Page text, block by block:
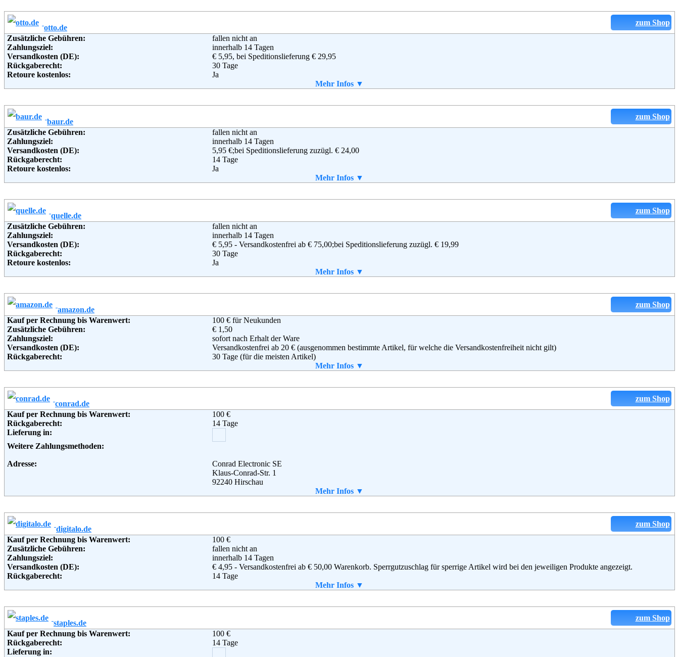
Weiterführende Informationen:
zum Shop
otto.de
Zusätzliche Gebühren:
fallen nicht an
Zahlungsziel:
innerhalb 14 Tagen
Versandkosten (DE):
€ 5,95, bei Speditionslieferung € 29,95
Rückgaberecht:
30 Tage
Retoure kostenlos:
Ja
Weitere Zahlungsmethoden:
Wandsbeker Straße 3-7
22172 Hamburg
Telefon:
+49 (0)40 - 6461 - 0
Fax:
+49 (0)40 - 6461 - 8571
Email:
service@otto.de
Mehr Infos ▼
zum Shop
baur.de
Zusätzliche Gebühren:
fallen nicht an
Zahlungsziel:
innerhalb 14 Tagen
Versandkosten (DE):
5,95 €;bei Speditionslieferung zuzügl. € 24,00
Rückgaberecht:
14 Tage
Retoure kostenlos:
Ja
Weitere Zahlungsmethoden:
Bahnhofstraße 10
96222 Burgkunstadt
Telefon:
+49 (0)180-530 50 50
Fax:
+49 (0)9572-91 22 55
Email:
service@baur.de
Mehr Infos ▼
zum Shop
quelle.de
Zusätzliche Gebühren:
fallen nicht an
Zahlungsziel:
innerhalb 14 Tagen
Versandkosten (DE):
€ 5,95 - Versandkostenfrei ab € 75,00;bei Speditionslieferung zuzügl. € 19,99
Rückgaberecht:
30 Tage
Retoure kostenlos:
Ja
Weitere Zahlungsmethoden:
Christoph-Probst-Weg 4
20251 Hamburg
Telefon:
+49 (0) 180 - 6 111 100
Fax:
+49 (0) 180 - 5 311 552
Email:
service@quelle.de
Mehr Infos ▼
zum Shop
amazon.de
Kauf per Rechnung bis Warenwert:
100 € für Neukunden
Zusätzliche Gebühren:
€ 1,50
Zahlungsziel:
sofort nach Erhalt der Ware
Versandkosten (DE):
Versandkostenfrei ab 20 € (ausgenommen bestimmte Artikel, für welche die Versandkostenfreiheit nicht gilt)
Rückgaberecht:
30 Tage (für die meisten Artikel)
Ja, ab einem Warenwert von 40 €.
Weitere Zahlungsmethoden:
Adresse:
Amazon EU S.a.r.l.
Rue Plaetis
Telefon:
+49 (0)8 00-3 63 84 6
Email:
Soziale Kanäle:
AGB
Mehr Infos ▼
zum Shop
conrad.de
Kauf per Rechnung bis Warenwert:
100 €
Rückgaberecht:
14 Tage
Lieferung in:
Weitere Zahlungsmethoden:
Adresse:
Conrad Electronic SE
Klaus-Conrad-Str. 1
92240 Hirschau
Soziale Kanäle:
Weiterführende Informationen:
Mehr Infos ▼
zum Shop
digitalo.de
Kauf per Rechnung bis Warenwert:
100 €
Zusätzliche Gebühren:
fallen nicht an
Zahlungsziel:
innerhalb 14 Tagen
Versandkosten (DE):
€ 4,95 - Versandkostenfrei ab € 50,00 Warenkorb. Sperrgutzuschlag für sperrige Artikel wird bei den jeweiligen Produkte angezeigt.
Rückgaberecht:
14 Tage
Weitere Zahlungsmethoden:
Adresse:
Re-In Retail International GmbH
Nordring 98a
Mehr Infos ▼
zum Shop
staples.de
Kauf per Rechnung bis Warenwert:
100 €
Rückgaberecht:
14 Tage
Lieferung in: